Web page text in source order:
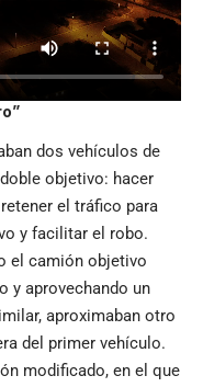
dos vehículos de
objetivo: hacer
el tráfico para
y facilitar el robo.
el camión objetivo
y aprovechando un
aproximaban otro
del primer vehículo.
modificado, en el que